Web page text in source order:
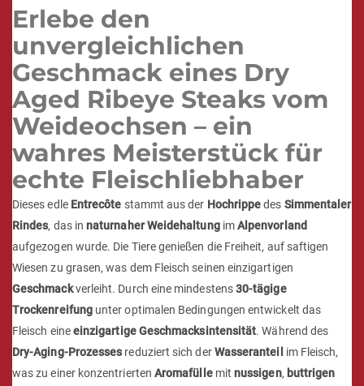
Erlebe den
unvergleichlichen
Geschmack eines Dry
Aged Ribeye Steaks vom
Weideochsen – ein
wahres Meisterstück für
echte Fleischliebhaber
Dieses edle Entrecôte stammt aus der Hochrippedes Simmentaler
Rindes, das innaturnaher WeidehaltungimAlpenvorland
aufgezogen wurde. Die Tiere genießen die Freiheit, auf saftigen
Wiesen zu grasen, was dem Fleisch seinen einzigartigen
Geschmackverleiht. Durch eine mindestens30-tägige
Trockenreifungunter optimalen Bedingungen entwickelt das
Fleisch eineeinzigartige Geschmacksintensität. Während des
Dry-Aging-Prozessesreduziert sich derWasseranteil
im Fleisch,
was zu einer konzentrierten Aromafüllemitnussigen, buttrigen